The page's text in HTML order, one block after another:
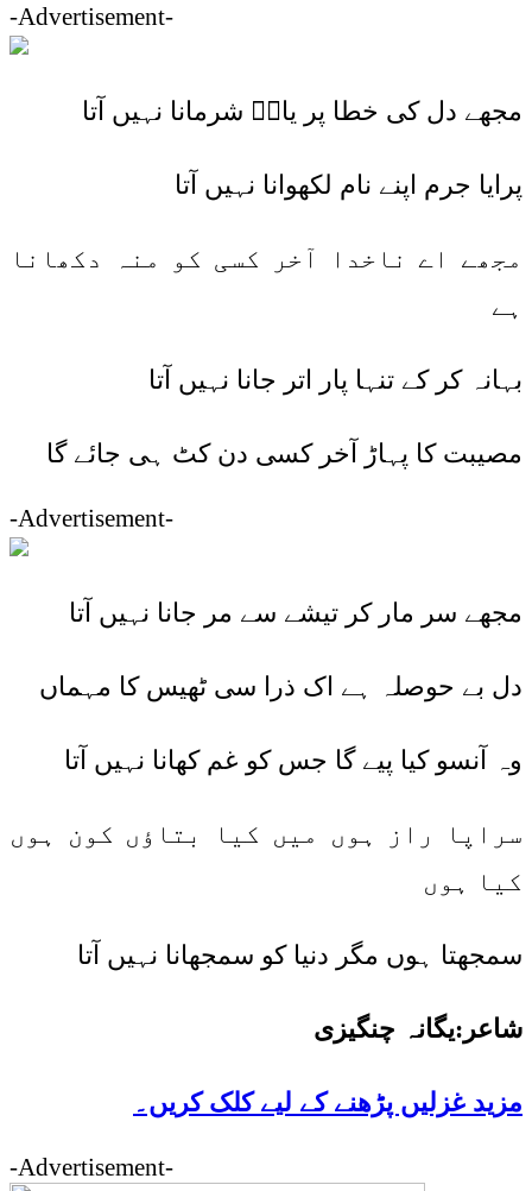
-Advertisement-
مجھے دل کی خطا پر یاسؔ شرمانا نہیں آتا
پرایا جرم اپنے نام لکھوانا نہیں آتا
مجھے اے ناخدا آخر کسی کو منہ دکھانا
ہے
بہانہ کر کے تنہا پار اتر جانا نہیں آتا
مصیبت کا پہاڑ آخر کسی دن کٹ ہی جائے گا
-Advertisement-
مجھے سر مار کر تیشے سے مر جانا نہیں آتا
دل بے حوصلہ ہے اک ذرا سی ٹھیس کا مہماں
وہ آنسو کیا پیے گا جس کو غم کھانا نہیں آتا
سراپا راز ہوں میں کیا بتاؤں کون ہوں
کیا ہوں
سمجھتا ہوں مگر دنیا کو سمجھانا نہیں آتا
شاعر :یگانہ چنگیزی
مزید غزلیں پڑھنے کے لیے کلک کریں۔
-Advertisement-